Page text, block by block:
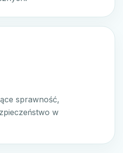
sprawność,
w